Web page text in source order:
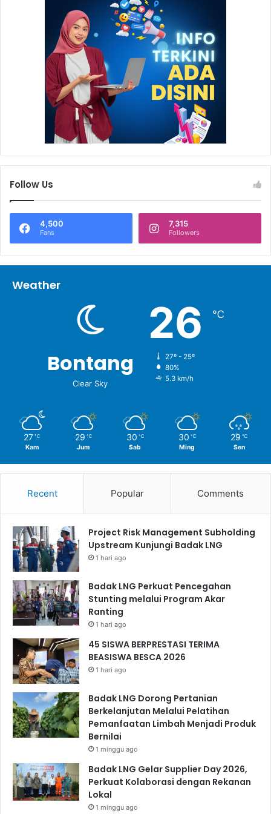
Follow Us
4,500
Fans
7,315
Followers
Weather
Bontang
Clear Sky
26 ℃
27º - 25º
80%
5.3 km/h
27 ℃
Kam
29 ℃
Jum
30 ℃
Sab
30 ℃
Ming
29 ℃
Sen
Recent Popular Comments
Project Risk Management Subholding
Upstream Kunjungi Badak LNG
1 hari ago
Badak LNG Perkuat Pencegahan
Stunting melalui Program Akar
Ranting
1 hari ago
45 SISWA BERPRESTASI TERIMA
BEASISWA BESCA 2026
1 hari ago
Badak LNG Dorong Pertanian
Berkelanjutan Melalui Pelatihan
Pemanfaatan Limbah Menjadi Produk
Bernilai
1 minggu ago
Badak LNG Gelar Supplier Day 2026,
Perkuat Kolaborasi dengan Rekanan
Lokal
1 minggu ago